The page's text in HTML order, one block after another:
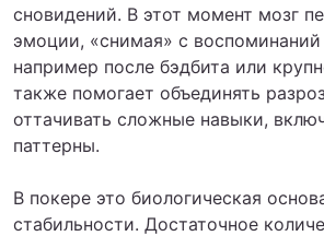
сновидений. В этот момент мозг
эмоции, «снимая» с
например после бэдбита или
также помогает объединять
оттачивать сложные навыки,
паттерны.
В покере это биологическая
стабильности. Достаточное